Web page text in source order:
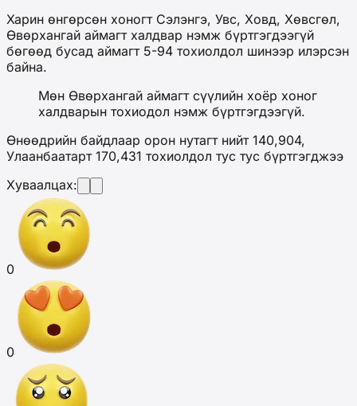
Харин өнгөрсөн хоногт Сэлэнгэ, Увс, Ховд, Хөвсгөл,
Өвөрхангай аймагт халдвар нэмж бүртгэгдээгүй
бөгөөд бусад аймагт 5-94 тохиолдол шинээр илэрсэн
байна.
Мөн Өвөрхангай аймагт сүүлийн хоёр хоног
халдварын тохиодол нэмж бүртгэгдээгүй.
Өнөөдрийн байдлаар орон нутагт нийт 140,904,
Улаанбаатарт 170,431 тохиолдол тус тус бүртгэгджээ
Хуваалцах:
0
0